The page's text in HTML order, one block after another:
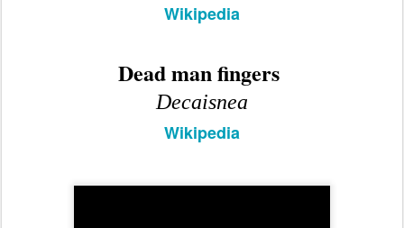
Wikipedia
Dead man fingers
Decaisnea
Wikipedia